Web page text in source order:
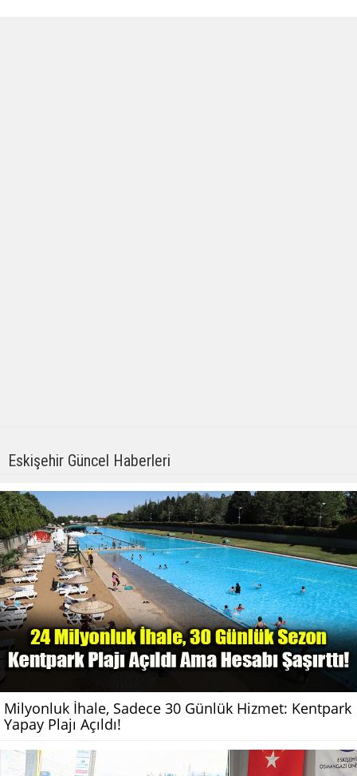
Eskişehir Güncel Haberleri
Milyonluk İhale, Sadece 30 Günlük Hizmet: Kentpark
Yapay Plajı Açıldı!